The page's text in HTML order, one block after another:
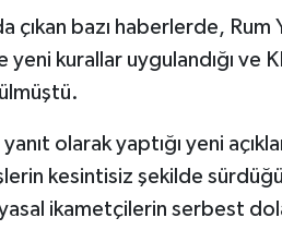
çıkan bazı haberlerde,
kurallar uygulandığı ve
olarak yaptığı yeni
kesintisiz şekilde
ikametçilerin serbest